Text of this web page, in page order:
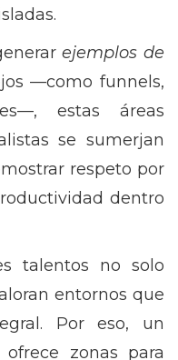
ejemplos de
—como funnels,
estas áreas
se sumerjan
respeto por
dentro
talentos no solo
entornos que
Por eso, un
zonas para